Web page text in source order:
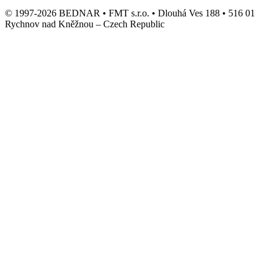
© 1997-2026 BEDNAR • FMT s.r.o. • Dlouhá Ves 188 • 516 01
Rychnov nad Kněžnou – Czech Republic